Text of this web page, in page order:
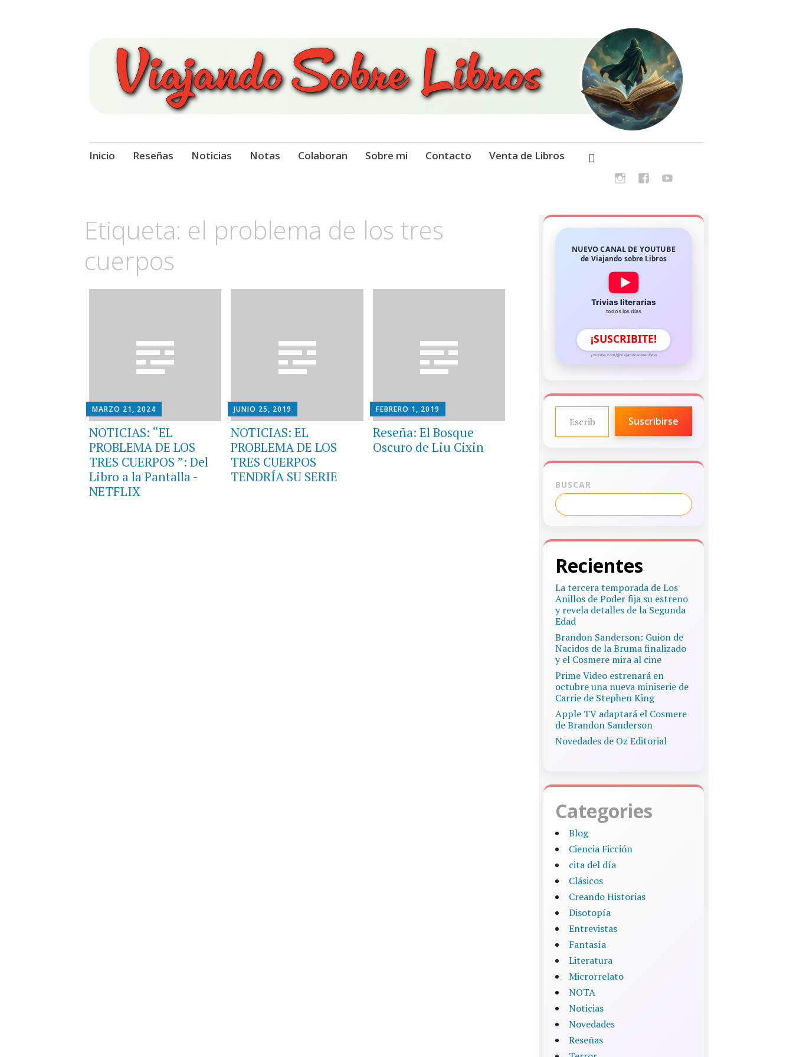
Viajando Sobre Libros
Ir
Inicio Reseñas Noticias Notas Colaboran Sobre mi Contacto Venta de Libros
Etiqueta: el problema de los tres
cuerpos
MARZO 21, 2024
NOTICIAS: “EL
PROBLEMA DE LOS
TRES CUERPOS ”: Del
Libro a la Pantalla -
NETFLIX
JUNIO 25, 2019
NOTICIAS: EL
PROBLEMA DE LOS
TRES CUERPOS
TENDRÍA SU SERIE
FEBRERO 1, 2019
Reseña: El Bosque
Oscuro de Liu Cixin
NUEVO CANAL DE YOUTUBE
de Viajando sobre Libros
Trivias literarias
todos los días
¡SUSCRIBITE!
youtube.com/@viajandosobrelibros
ESCRIBE TU CORREO ELECTRÓNICO…
Suscribirse
BUSCAR
Recientes
La tercera temporada de Los
Anillos de Poder fija su estreno
y revela detalles de la Segunda
Edad
Brandon Sanderson: Guion de
Nacidos de la Bruma finalizado
y el Cosmere mira al cine
Prime Video estrenará en
octubre una nueva miniserie de
Carrie de Stephen King
Apple TV adaptará el Cosmere
de Brandon Sanderson
Novedades de Oz Editorial
Categories
Blog
Ciencia Ficción
cita del día
Clásicos
Creando Historias
Disotopía
Entrevistas
Fantasía
Literatura
Microrrelato
NOTA
Noticias
Novedades
Reseñas